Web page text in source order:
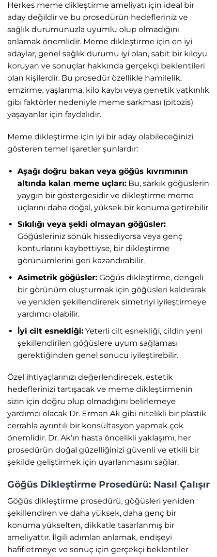
Herkes meme dikleştirme ameliyatı için ideal bir
aday değildir ve bu prosedürün hedefleriniz ve
sağlık durumunuzla uyumlu olup olmadığını
anlamak önemlidir. Meme dikleştirme için en iyi
adaylar, genel sağlık durumu iyi olan, sabit bir kiloyu
koruyan ve sonuçlar hakkında gerçekçi beklentileri
olan kişilerdir. Bu prosedür özellikle hamilelik,
emzirme, yaşlanma, kilo kaybı veya genetik yatkınlık
gibi faktörler nedeniyle meme sarkması (pitozis)
yaşayanlar için faydalıdır.
Meme dikleştirme için iyi bir aday olabileceğinizi
gösteren temel işaretler şunlardır:
Aşağı doğru bakan veya göğüs kıvrımının
altında kalan meme uçları:Bu, sarkık göğüslerin
yaygın bir göstergesidir ve dikleştirme meme
uçlarını daha doğal, yüksek bir konuma getirebilir.
Sıkılığı veya şekli olmayan göğüsler:
Göğüsleriniz sönük hissediyorsa veya genç
konturlarını kaybettiyse, bir dikleştirme
görünümlerini geri kazandırabilir.
Asimetrik göğüsler:Göğüs dikleştirme, dengeli
bir görünüm oluşturmak için göğüsleri kaldırarak
ve yeniden şekillendirerek simetriyi iyileştirmeye
yardımcı olabilir.
İyi cilt esnekliği:Yeterli cilt esnekliği, cildin yeni
şekillendirilen göğüslere uyum sağlaması
gerektiğinden genel sonucu iyileştirebilir.
Özel ihtiyaçlarınızı değerlendirecek, estetik
hedeflerinizi tartışacak ve meme dikleştirmenin
sizin için doğru olup olmadığını belirlemeye
yardımcı olacak Dr. Erman Ak gibi nitelikli bir plastik
cerrahla ayrıntılı bir konsültasyon yapmak çok
önemlidir. Dr. Ak’ın hasta öncelikli yaklaşımı, her
prosedürün doğal güzelliğinizi güvenli ve etkili bir
şekilde geliştirmek için uyarlanmasını sağlar.
Göğüs Dikleştirme Prosedürü: Nasıl Çalışır
Göğüs dikleştirme prosedürü, göğüsleri yeniden
şekillendiren ve daha yüksek, daha genç bir
konuma yükselten, dikkatle tasarlanmış bir
ameliyattır. İlgili adımları anlamak, endişeyi
hafifletmeye ve sonuç için gerçekçi beklentiler